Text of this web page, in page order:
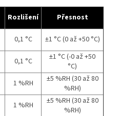
Rozlišení
Přesnost
0,1 °C
±1 °C (0 až +50 °C)
0,1 °C
±1 °C (-0 až +50
°C)
1 %RH
±5 %RH (30 až 80
%RH)
1 %RH
±5 %RH (30 až 80
%RH)